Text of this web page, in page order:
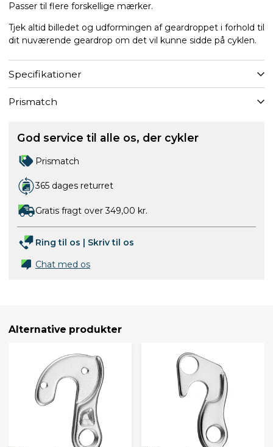
Passer til flere forskellige mærker.
Tjek altid billedet og udformingen af geardroppet i forhold til
dit nuværende geardrop om det vil kunne sidde på cyklen.
Specifikationer
Prismatch
God service til alle os, der cykler
Prismatch
365 dages returret
Gratis fragt over 349,00 kr.
Ring til os | Skriv til os
Chat med os
Alternative produkter